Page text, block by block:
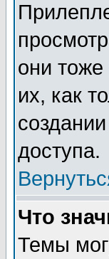
они
их, как
доступа.
Что
Темы